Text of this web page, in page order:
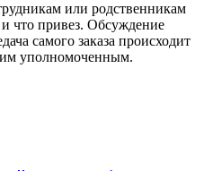
или родственникам
и что привез. Обсуждение
самого заказа происходит
уполномоченным.